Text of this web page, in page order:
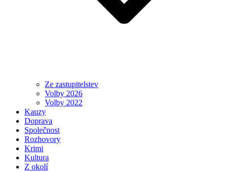
Ze zastupitelstev
Volby 2026
Volby 2022
Kauzy
Doprava
Společnost
Rozhovory
Krimi
Kultura
Z okolí